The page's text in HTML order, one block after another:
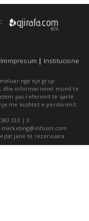
Immpresum | Institucione
nga një grup
dhe informacionet mund të
pas referimit të qartë
me kushtet e përdorimit.
333 | E:
marketing@infosot.com
janë të rezervuara